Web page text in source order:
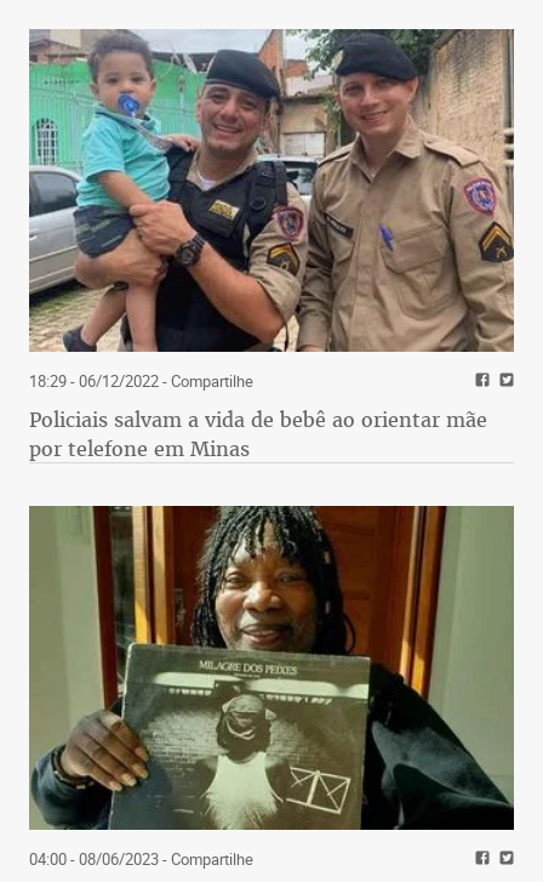
18:29 - 06/12/2022- Compartilhe
Policiais salvam a vida de bebê ao orientar mãe
por telefone em Minas
04:00 - 08/06/2023- Compartilhe